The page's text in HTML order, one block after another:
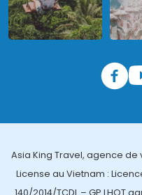
Asia King Travel, agence
License au Vietnam :
140/2014/TCDL – GP LHQT